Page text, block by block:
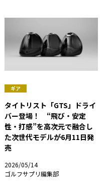
ギア
タイトリスト「GTS」ドライ
バー登場！ “飛び・安定
性・打感”を高次元で融合し
た次世代モデルが6月11日発
売
2026/05/14
ゴルフサプリ編集部